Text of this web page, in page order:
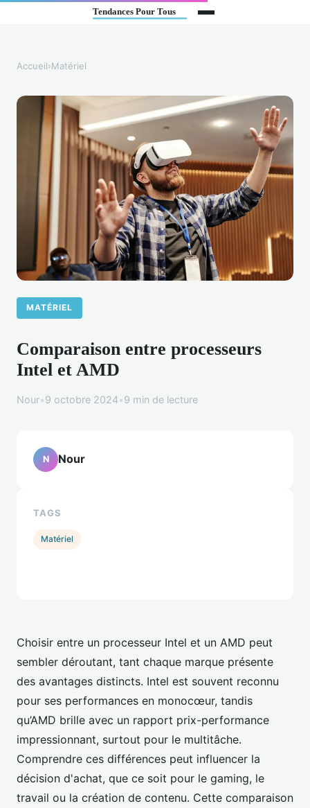
Accueil›Matériel
MATÉRIEL
Comparaison entre processeurs
Intel et AMD
Nour•9 octobre 2024•9 min de lecture
Choisir entre un processeur Intel et un AMD peut
sembler déroutant, tant chaque marque présente
des avantages distincts. Intel est souvent reconnu
pour ses performances en monocœur, tandis
qu’AMD brille avec un rapport prix-performance
impressionnant, surtout pour le multitâche.
Comprendre ces différences peut influencer la
décision d'achat, que ce soit pour le gaming, le
travail ou la création de contenu. Cette comparaison
N Nour
TAGS
Matériel